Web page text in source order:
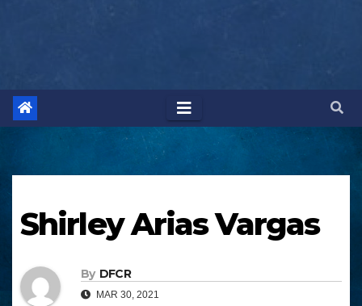
Shirley Arias Vargas
By DFCR
MAR 30, 2021